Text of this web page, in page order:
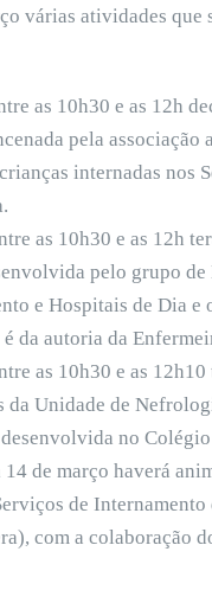
várias atividades
as 10h30 e as 12h
pela
internadas nos
as 10h30 e as 12h
pelo grupo
e Hospitais de Dia
da autoria da
as 10h30 e as
Unidade de
no
de março haverá
de
com a colaboração